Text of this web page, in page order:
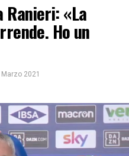
Ranieri: «La
Ho un
Marzo 2021